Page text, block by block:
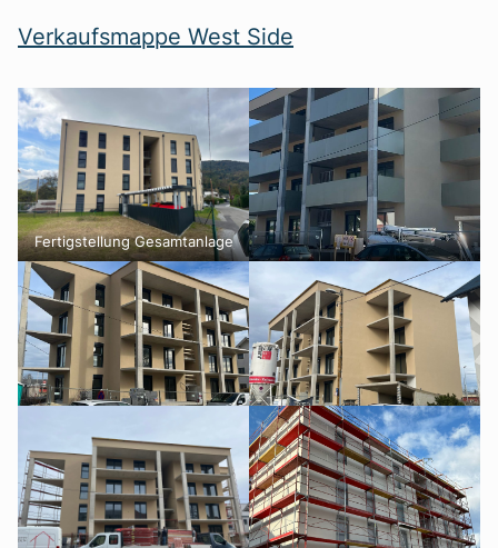
Verkaufsmappe West Side
Fertigstellung Gesamtanlage .